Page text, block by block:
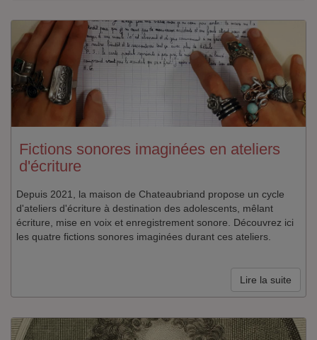
Fictions sonores imaginées en ateliers
d'écriture
Depuis 2021, la maison de Chateaubriand propose un cycle
d'ateliers d'écriture à destination des adolescents, mêlant
écriture, mise en voix et enregistrement sonore. Découvrez ici
les quatre fictions sonores imaginées durant ces ateliers.
Lire la suite